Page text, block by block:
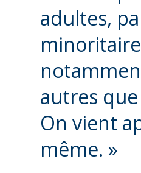
adultes,
autres
On vient
même. »